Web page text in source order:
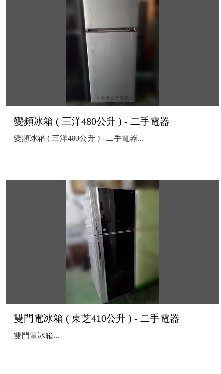
變頻冰箱 ( 三洋480公升 ) - 二手電器
變頻冰箱 ( 三洋480公升 ) - 二手電器...
雙門電冰箱 ( 東芝410公升 ) - 二手電器
雙門電冰箱...